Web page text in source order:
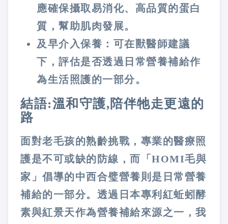
應確保攝取易消化、高品質的蛋白
質，幫助肌肉發展。
及早介入保養： 可在獸醫師建議
下，評估是否透過日常營養補給作
為生活照護的一部分。
結語:溫和守護,陪伴牠走更遠的
路
面對老毛孩的熟齡挑戰，專業的醫療照
護是不可或缺的防線，而「HOMI毛與
家」倡導的中西合璧營養則是日常營養
補給的一部分。透過日本專利紅蚯蚓酵
素與紅景天作為營養補給來源之一，我